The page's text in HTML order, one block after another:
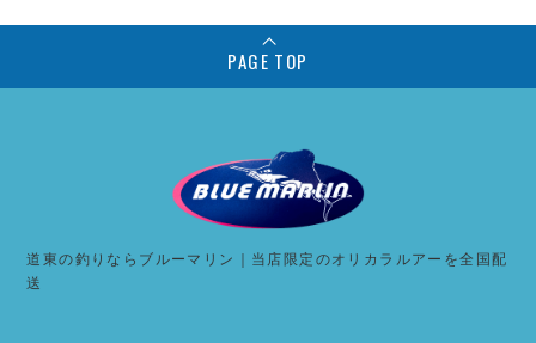
PAGE TOP
道東の釣りならブルーマリン｜当店限定のオリカラルアーを全国配
送